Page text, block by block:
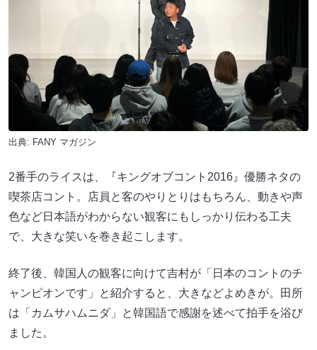
出典: FANY マガジン
2番手のライスは、『キングオブコント2016』優勝ネタの
喫茶店コント。店員と客のやりとりはもちろん、動きや声
色など日本語がわからない観客にもしっかり伝わる工夫
で、大きな笑いを巻き起こします。
終了後、韓国人の観客に向けて吉村が「日本のコントのチ
ャンピオンです」と紹介すると、大きなどよめきが。田所
は「カムサハムニダ」と韓国語で感謝を述べて拍手を浴び
ました。